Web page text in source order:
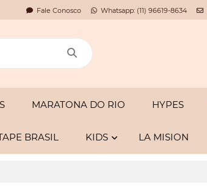
Fale Conosco Whatsapp: (11) 96619-8634
MARATONA DO RIO HYPES
BRASIL KIDS LA MISION